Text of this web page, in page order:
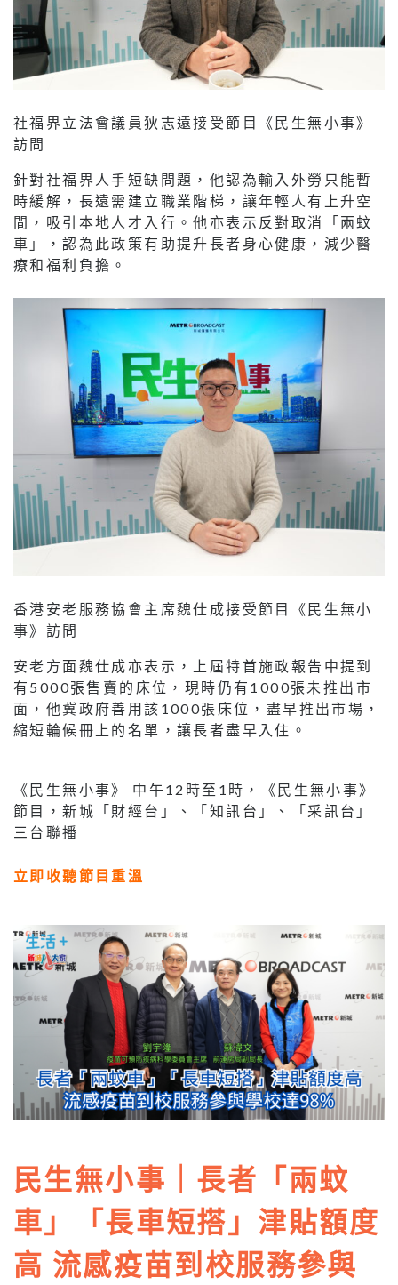
社福界立法會議員狄志遠接受節目《民生無小事》
訪問
針對社福界人手短缺問題，他認為輸入外勞只能暫
時緩解，長遠需建立職業階梯，讓年輕人有上升空
間，吸引本地人才入行。他亦表示反對取消「兩蚊
車」，認為此政策有助提升長者身心健康，減少醫
療和福利負擔。
香港安老服務協會主席魏仕成接受節目《民生無小
事》訪問
安老方面魏仕成亦表示，上屆特首施政報告中提到
有5000張售賣的床位，現時仍有1000張未推出市
面，他冀政府善用該1000張床位，盡早推出市場，
縮短輪候冊上的名單，讓長者盡早入住。
《民生無小事》 中午12時至1時，《民生無小事》
節目，新城「財經台」、「知訊台」、「采訊台」
三台聯播
立即收聽節目重溫
民生無小事｜長者「兩蚊
車」「長車短搭」津貼額度
高 流感疫苗到校服務參與